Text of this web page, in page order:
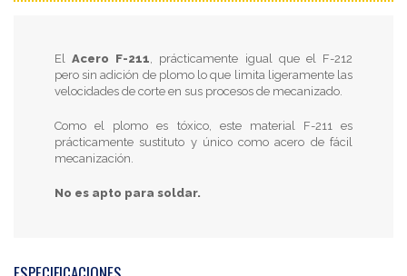
ElAcero F-211, prácticamente igual que el F-212
pero sin adición de plomo lo que limita ligeramente las
velocidades de corte en sus procesos de mecanizado.
Como el plomo es tóxico, este material F-211 es
prácticamente sustituto y único como acero de fácil
mecanización.
No es apto para soldar.